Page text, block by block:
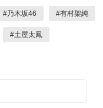
#乃木坂46 #有村架純
#土屋太鳳